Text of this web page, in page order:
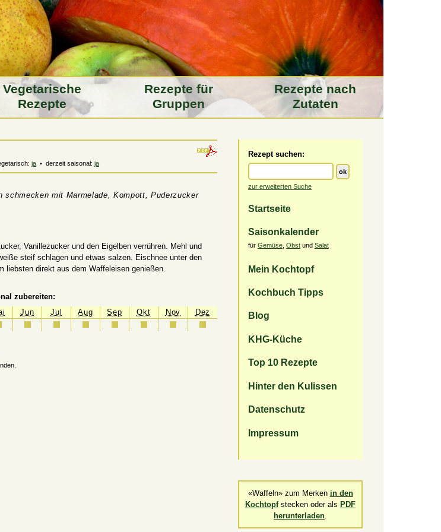
Vegeta­rische
Rezepte
Rezepte für
Gruppen
Rezepte nach
Zutaten
Rezept suchen:
zur erweiterten Suche
Startseite
Saisonkalender
für Gemüse Obst und Salat
Mein Kochtopf
Kochbuch Tipps
Blog
KHG-Küche
Top 10 Rezepte
Hinter den Kulissen
Datenschutz
Impressum
«Waffeln» zum Merken in den
Kochtopfstecken oder als PDF
herunterladen.
ja • derzeit saisonal: ja
schmecken mit Marmelade, Kompott, Puderzucker
Vanillezucker und den Eigelben verrühren. Mehl und
steif schlagen und etwas salzen. Eischnee unter den
liebsten direkt aus dem Waffeleisen genießen.
zubereiten:
Jun Jul Aug Sep Okt Nov Dez